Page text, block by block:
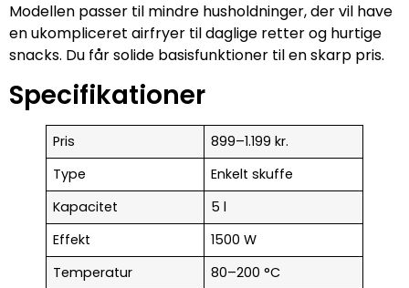
Modellen passer til mindre husholdninger, der vil have
en ukompliceret airfryer til daglige retter og hurtige
snacks. Du får solide basisfunktioner til en skarp pris.
Specifikationer
Pris
899–1.199 kr.
Type
Enkelt skuffe
Kapacitet
5 l
Effekt
1500 W
Temperatur
80–200 °C